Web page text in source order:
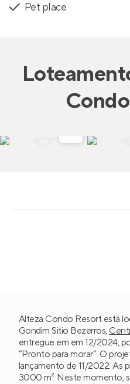
Pet place
Alteza Condo Resort está
Gondim Sitio Bezerros,
entregue em em 12/2024,
“Pronto para morar”. O
lançamento de 11/2022. As
3000 m². Neste momento,